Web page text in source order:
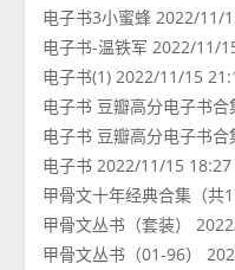
电子书3小蜜蜂 2022/11/
电子书-温铁军 2022/11/
电子书(1) 2022/11/15
电子书 豆瓣高分电子书
电子书 豆瓣高分电子书
电子书 2022/11/15 18:27
甲骨文十年经典合集（
甲骨文丛书（套装）
甲骨文丛书（01-96）